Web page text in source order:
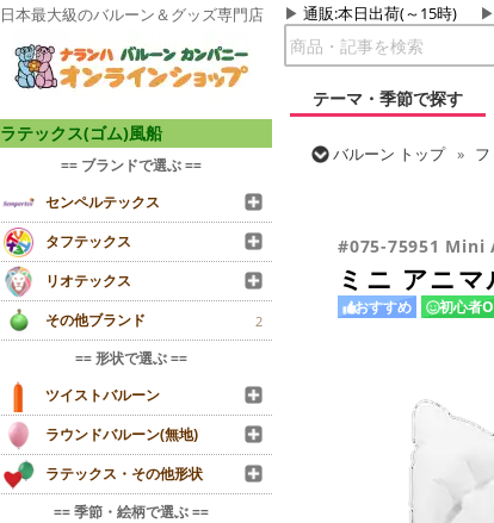
日本最大級のバルーン＆グッズ専門店 通販:本日出荷(～15時)
テーマ・季節で探す
ラテックス(ゴム)風船
== ブランドで選ぶ ==
センペルテックス
タフテックス
リオテックス
その他ブランド
2
== 形状で選ぶ ==
ツイストバルーン
ラウンドバルーン(無地)
ラテックス・その他形状
== 季節・絵柄で選ぶ ==
バルーン トップ
#075-75951 Mini
ミニ アニ
おすすめ 初心者